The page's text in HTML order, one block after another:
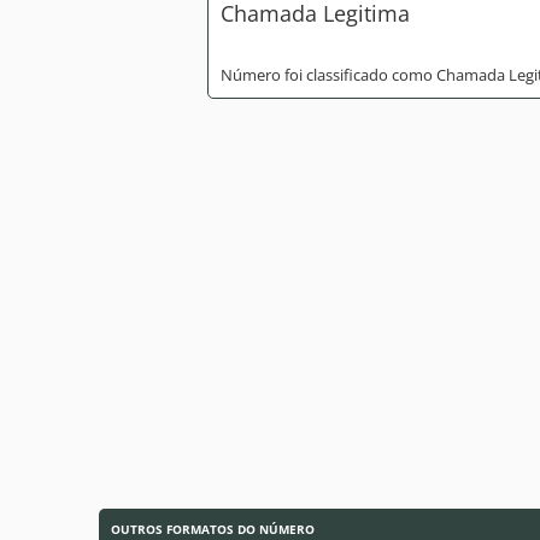
Chamada Legitima
Número foi classificado como Chamada
OUTROS FORMATOS DO NÚMERO